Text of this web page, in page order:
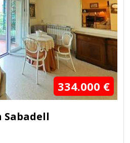
334.000 €
Sabadell